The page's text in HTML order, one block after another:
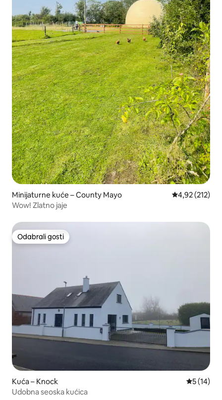
Minijaturne kuće – County Mayo Prosječna
4,92 (212)
Wow! Zlatno jaje
Odabrali gosti
Odabrali gosti
Kuća – Knock Prosječna
5 (14)
Udobna seoska kućica